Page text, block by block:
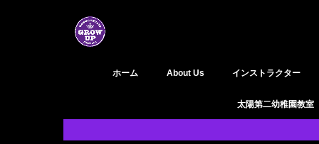
ホーム About Us
GROW UP 活動履歴
インストラクター
太陽第二幼稚園教室